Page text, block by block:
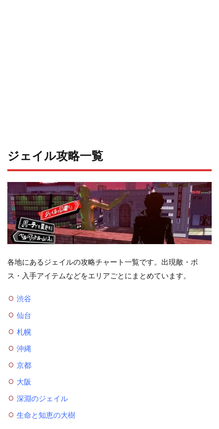
ジェイル攻略一覧
各地にあるジェイルの攻略チャート一覧です。出現敵・ボ
ス・入手アイテムなどをエリアごとにまとめています。
渋谷
仙台
札幌
沖縄
京都
大阪
深淵のジェイル
生命と知恵の大樹